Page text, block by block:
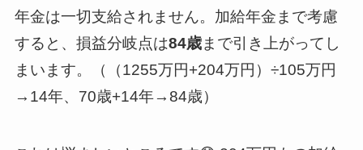
年金は一切支給されません。加給年金まで考慮
すると、損益分岐点は84歳まで引き上がってし
まいます。（（1255万円+204万円）÷105万円
→14年、70歳+14年→84歳）